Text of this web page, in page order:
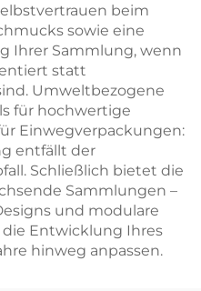
beim
sowie eine
Ihrer Sammlung, wenn
statt
Umweltbezogene
für hochwertige
Einwegverpackungen:
entfällt der
Schließlich bietet die
Sammlungen –
und modulare
Entwicklung Ihres
hinweg anpassen.